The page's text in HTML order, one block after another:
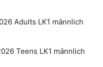
Adults LK1 männlich
Teens LK1 männlich